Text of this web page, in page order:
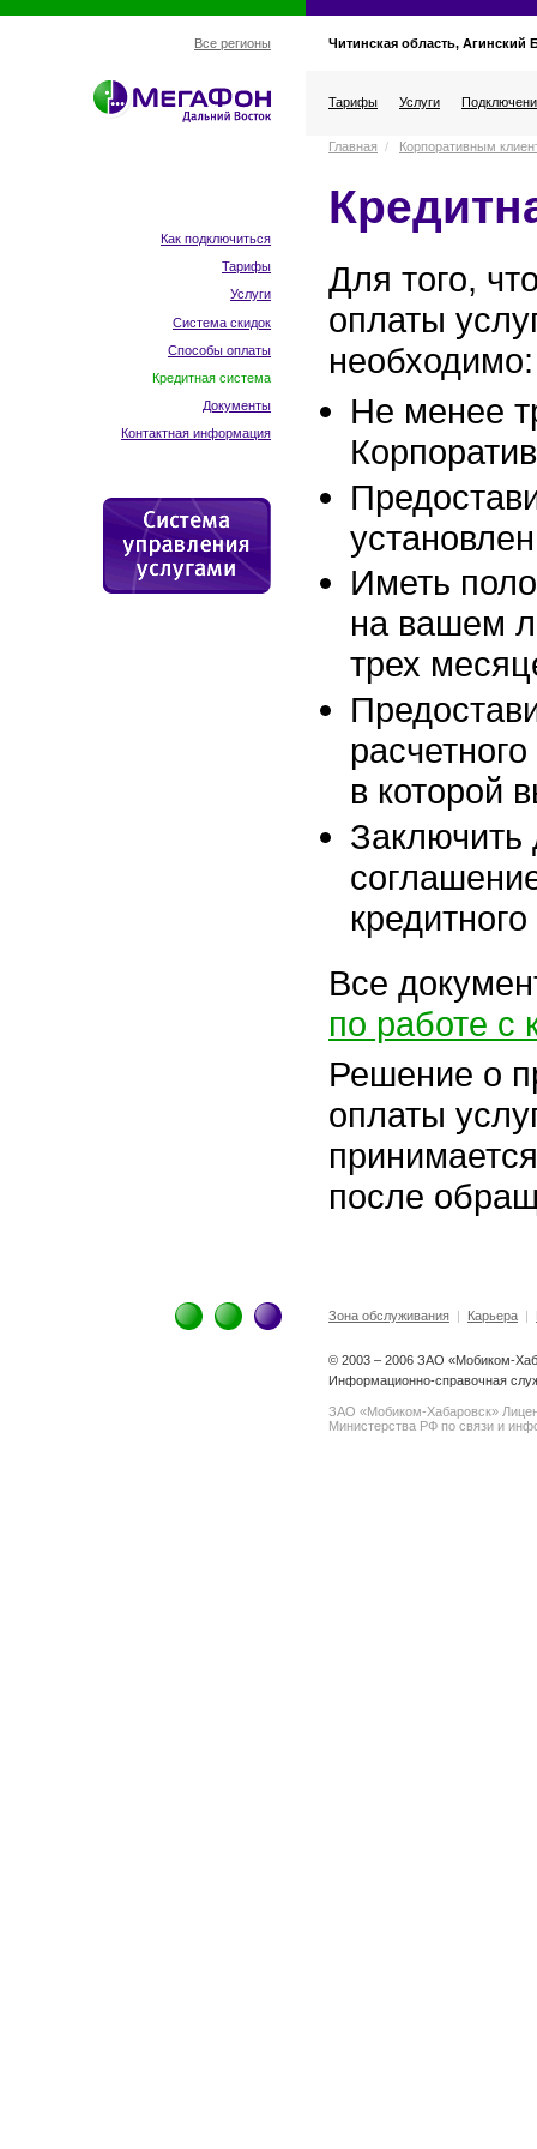
Все регионы Читинская область, Агинский
Тарифы Услуги
Как подключиться
Тарифы
Услуги
Система скидок
Способы оплаты
Кредитная система
Документы
Контактная информация
Главная / Корпоративным
Для того,
оплаты
необходимо:
Не менее
Иметь
на вашем
трех
в которой
Заключить
Все
по работе с
Решение о
оплаты
после
Зона обслуживания| Карьера|
© 2003 – 2006 ЗАО «Мобиком-
Информационно-справочная
ЗАО «Мобиком-Хабаровск»
Министерства РФ по связи и